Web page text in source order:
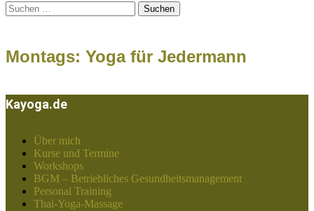
Suchen
nach:
Montags: Yoga für Jedermann
Kayoga.de
Über mich
Kurse und Termine
Workshops
BGM – Betriebliches Gesundheitsmanagement
Personal Training
Thai-Yoga-Massage